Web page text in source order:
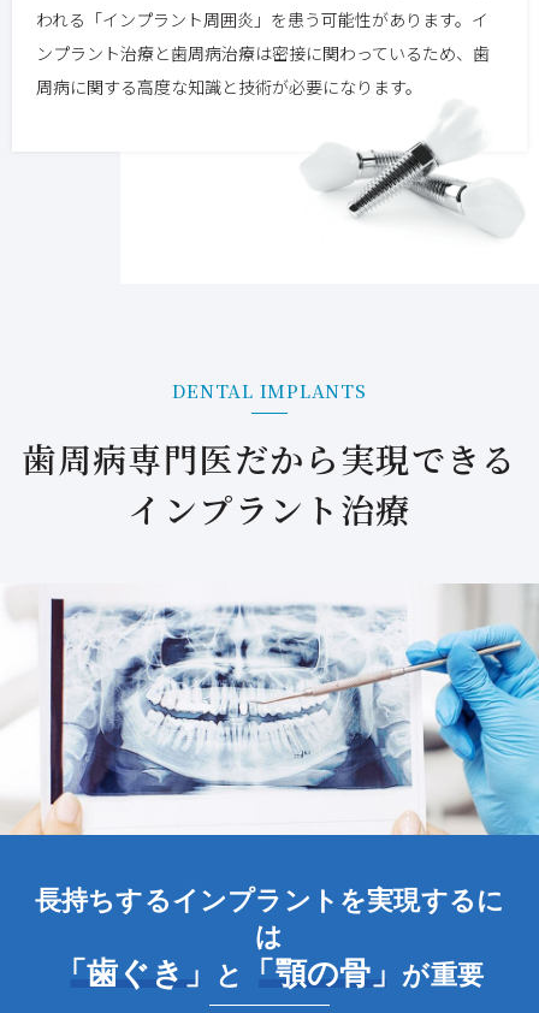
われる「インプラント周囲炎」を患う可能性があります。イ
ンプラント治療と歯周病治療は密接に関わっているため、歯
周病に関する高度な知識と技術が必要になります。
DENTAL IMPLANTS
歯周病専門医だから実現できる
インプラント治療
長持ちするインプラントを実現するに
は
「歯ぐき」 と 「顎の骨」 が重要